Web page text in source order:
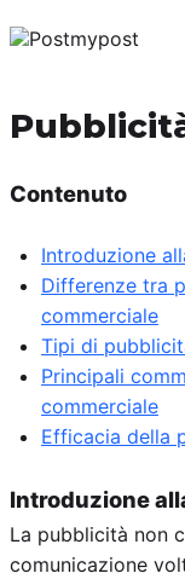
Contenuto
Introduzione
Differenze tra
commerciale
Tipi di
Principali
commerciale
Efficacia della
Introduzione
La pubblicità non
comunicazione